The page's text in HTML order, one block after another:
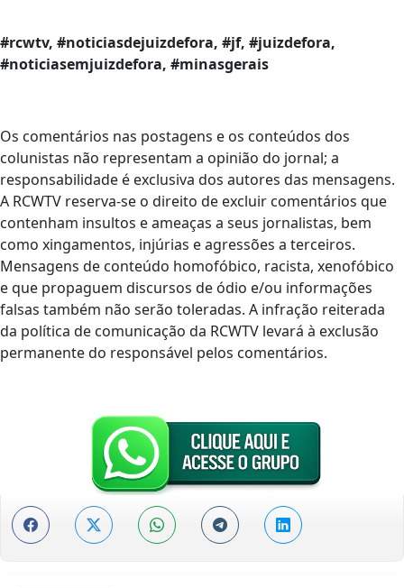
#rcwtv, #noticiasdejuizdefora, #jf, #juizdefora,
#noticiasemjuizdefora, #minasgerais
Os comentários nas postagens e os conteúdos dos
colunistas não representam a opinião do jornal; a
responsabilidade é exclusiva dos autores das mensagens.
A RCWTV reserva-se o direito de excluir comentários que
contenham insultos e ameaças a seus jornalistas, bem
como xingamentos, injúrias e agressões a terceiros.
Mensagens de conteúdo homofóbico, racista, xenofóbico
e que propaguem discursos de ódio e/ou informações
falsas também não serão toleradas. A infração reiterada
da política de comunicação da RCWTV levará à exclusão
permanente do responsável pelos comentários.